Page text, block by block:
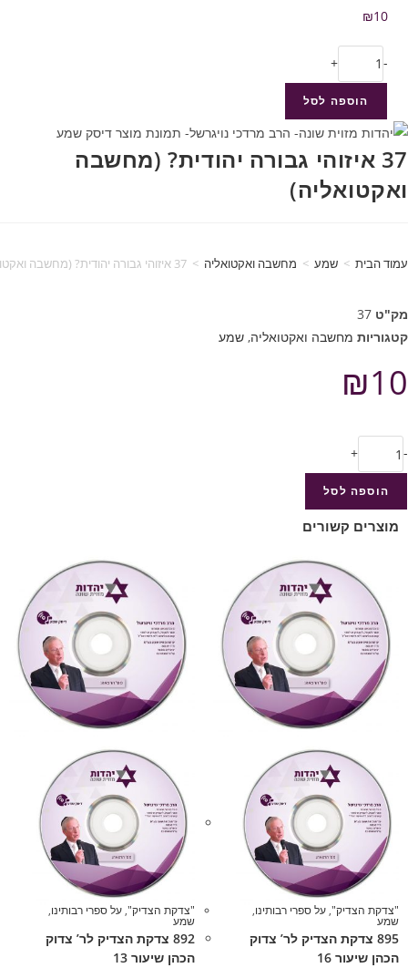
₪10
-
+
הוספה לסל
37 איזוהי גבורה יהודית? (מחשבה
ואקטואליה)
עמוד הבית > שמע > מחשבה ואקטואליה > 37 איזוהי גבורה יהודית? (מחשבה ואקטואליה)
מק"ט 37
קטגוריות מחשבה ואקטואליה, שמע
₪10
-
+
הוספה לסל
מוצרים קשורים
"צדקת הצדיק",על ספרי רבותינו,
שמע
895 צדקת הצדיק לר’ צדוק
הכהן שיעור 16
"צדקת הצדיק",על ספרי רבותינו,
שמע
892 צדקת הצדיק לר’ צדוק
הכהן שיעור 13